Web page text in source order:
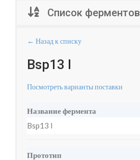
Список ферментов
← Назад к списку
Bsp13 I
Посмотреть варианты поставки
Название фермента
Bsp13 I
Прототип